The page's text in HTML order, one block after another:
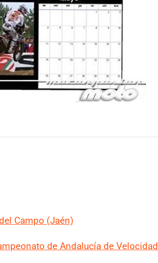
Campo (Jaén)
de Andalucía de Velocidad